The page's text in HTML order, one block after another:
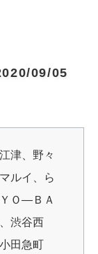
09/05
津、野々
ルイ、ら
Ｏ―ＢＡ
渋谷西
田急町